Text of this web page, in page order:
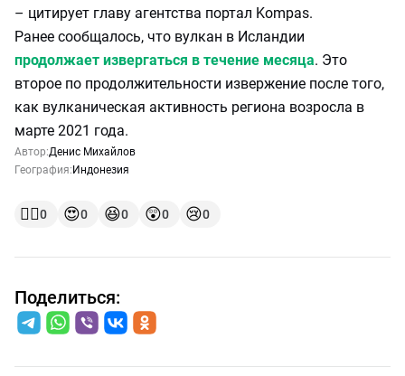
– цитирует главу агентства портал Kompas.
Ранее сообщалось, что вулкан в Исландии
продолжает извергаться в течение месяца. Это
второе по продолжительности извержение после того,
как вулканическая активность региона возросла в
марте 2021 года.
Автор:Денис Михайлов
География: Индонезия
👍🏻0 😍0 😆0 😲0 😢0
Поделиться: